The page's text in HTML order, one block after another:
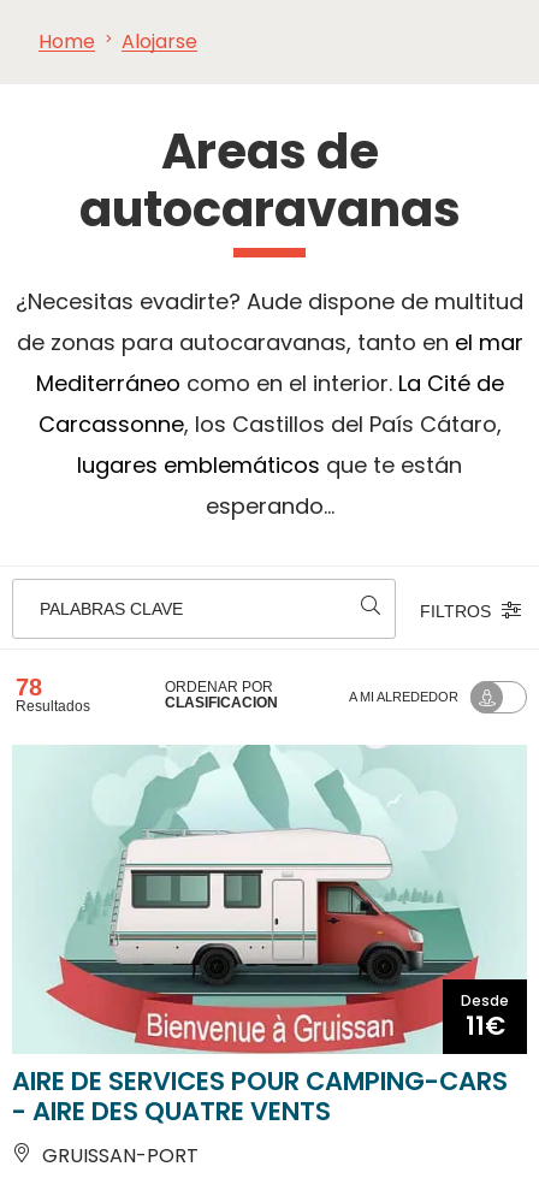
Home Alojarse
Areas de
autocaravanas
¿Necesitas evadirte? Aude dispone de multitud
de zonas para autocaravanas, tanto en el mar
Mediterráneo como en el interior. La Cité de
Carcassonne, los Castillos del País Cátaro,
lugares emblemáticos que te están
esperando...
PALABRAS CLAVE FILTROS
78
Resultados
ORDENAR POR
CLASIFICACIÓN
A MI ALREDEDOR
Desde
11€
AIRE DE SERVICES POUR CAMPING-CARS
- AIRE DES QUATRE VENTS
GRUISSAN-PORT